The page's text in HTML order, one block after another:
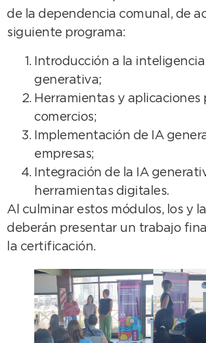
de la dependencia comunal, de
siguiente programa:
Introducción a la
generativa;
Herramientas y aplicaciones
comercios;
Implementación de IA
empresas;
Integración de la IA
herramientas digitales.
Al culminar estos módulos, los y
deberán presentar un trabajo
la certificación.